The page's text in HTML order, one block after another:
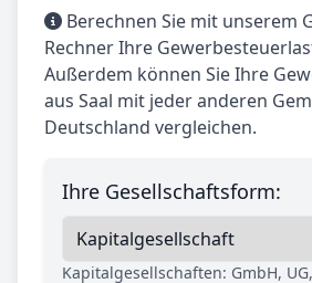
Berechnen Sie mit unserem
Rechner Ihre
Außerdem können Sie Ihre
aus Saal mit jeder anderen
Deutschland vergleichen.
Ihre Gesellschaftsform:
Kapitalgesellschaften: GmbH, UG,